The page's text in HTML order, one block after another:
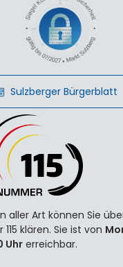
Sulzberger Bürgerblatt
aller Art können Sie
klären. Sie ist von
Uhr erreichbar.